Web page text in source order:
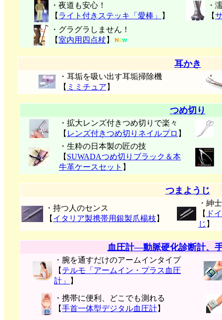
・夜道も安心！
【 ライト付きステッキ「愛棒」 】
・
【
・グラグラしません！
【室内用四点杖 】
耳かき
・耳垢を吸い出す耳垢掃除機
【 ミミチュア 】
つめ切り
・拡大レンズ付きつめ切りで楽々
【 レンズ付きつめ切りネイルプロ 】
・生粋の日本製の匠の技
【 SUWADAつめ切りブラック＆本
牛革ケースセット 】
つまようじ
・持つ人のセンス
【 イタリア製携帯用銀製爪楊枝 】
・紳
【 ド
じ 】
血圧計―動脈硬化診断計、
・腕を通すだけのアームインタイプ
【 テルモ「アームイン・プラス血圧
計」
】
・携帯に便利、どこでも測れる
【手首一体型デジタル血圧計】